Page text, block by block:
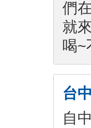
們
就
喝~
台
自